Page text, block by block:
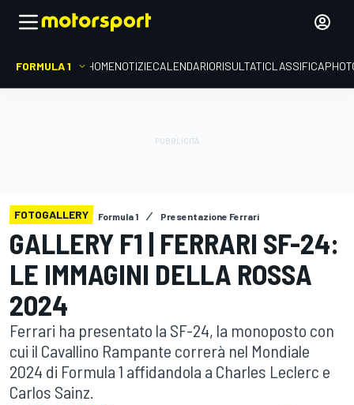
FORMULA 1 HOMENOTIZIECALENDARIORISULTATICLASSIFICA
FOTOGALLERY Formula 1 Presentazione Ferrari
GALLERY F1 | FERRARI SF-24:
LE IMMAGINI DELLA ROSSA
2024
Ferrari ha presentato la SF-24, la monoposto con
cui il Cavallino Rampante correrà nel Mondiale
2024 di Formula 1 affidandola a Charles Leclerc e
Carlos Sainz.